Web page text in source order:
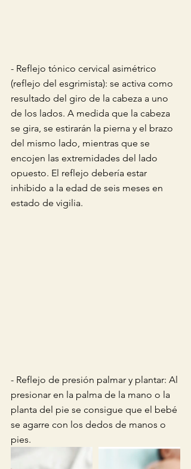
- Reflejo tónico cervical asimétrico
(reflejo del esgrimista): se activa como
resultado del giro de la cabeza a uno
de los lados. A medida que la cabeza
se gira, se estirarán la pierna y el brazo
del mismo lado, mientras que se
encojen las extremidades del lado
opuesto. El reflejo debería estar
inhibido a la edad de seis meses en
estado de vigilia.
- Reflejo de presión palmar y plantar: Al
presionar en la palma de la mano o la
planta del pie se consigue que el bebé
se agarre con los dedos de manos o
pies.